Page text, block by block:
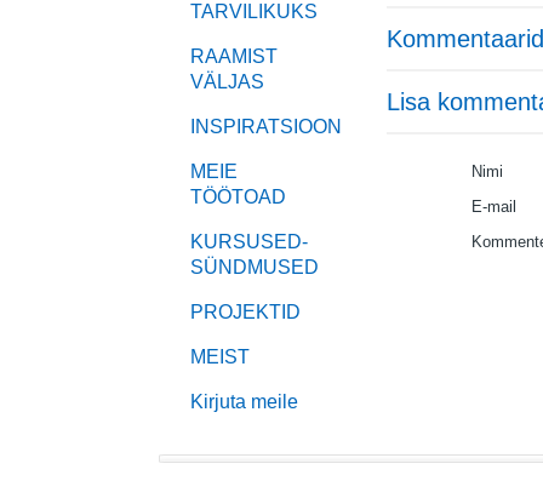
TARVILIKUKS
RAAMIST
VÄLJAS
INSPIRATSIOON
MEIE
TÖÖTOAD
KURSUSED-
SÜNDMUSED
PROJEKTID
MEIST
Kirjuta meile
Lisa
Nimi
E-mail